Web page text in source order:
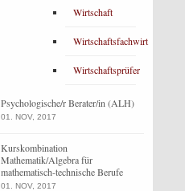
Wirtschaft
Wirtschaftsfachwirt
Wirtschaftsprüfer
Psychologische/r Berater/in (ALH)
01. NOV, 2017
Kurskombination
Mathematik/Algebra für
mathematisch-technische Berufe
01. NOV, 2017